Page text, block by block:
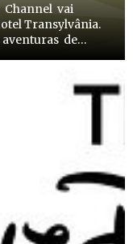
Channel vai
Transylvânia.
aventuras de